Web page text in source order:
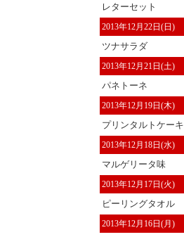
レターセット
2013年12月22日(日)
ツナサラダ
2013年12月21日(土)
パネトーネ
2013年12月19日(木)
プリンタルトケーキ
2013年12月18日(水)
マルゲリータ味
2013年12月17日(火)
ピーリングタオル
2013年12月16日(月)